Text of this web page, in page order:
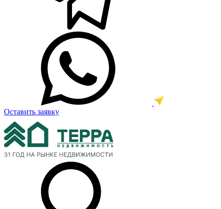
Оставить заявку